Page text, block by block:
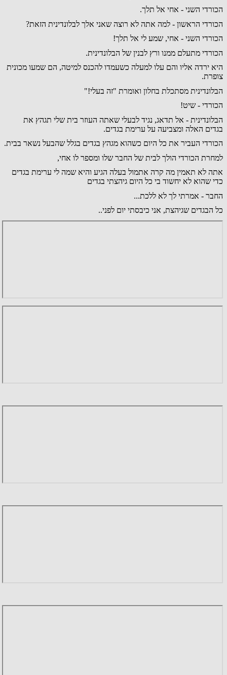
הכורדי השני - אחי אל תלך.
הכורדי הראשון - למה אתה לא רוצה שאני אלך לבלונדינית הזאת?
הכורדי השני - אחי, שמע לי אל תלך!
הכורדי מתעלם ממנו ורץ לבנין של הבלונדינית.
היא ירדה אליו והם עלו למעלה כשעמדו להכנס למיטה, הם שמעו מכונית
צופרת.
הבלונדינית מסתכלת בחלון ואומרת "זה בעלי!"
הכורדי - שיט!
הבלונדינית - אל תדאג, נגיד לבעלי שאתה העוזר בית שלי תגהץ את
בגדים האלה ומצביעה על ערימת בגדים.
הכורדי העביר את כל היום כשהוא מגהץ בגדים בגלל שהבעל נשאר בבית.
למחרת הכורדי הולך לבית של החבר שלו ומספר לו אחי,
אתה לא תאמין מה קרה אתמול בעלה הגיע והיא שמה לי ערימת בגדים
כדי שהוא לא יחשוד בי כל היום גיהצתי בגדים
החבר - אמרתי לך לא ללכת...
כל הבגדים שגיהצת, אני כיבסתי יום לפני..